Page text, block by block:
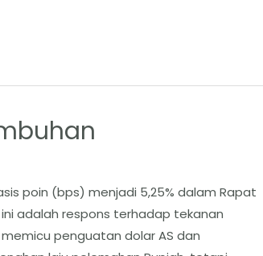
poin (bps) menjadi 5,25% dalam Rapat
ini adalah respons terhadap tekanan
penguatan dolar AS dan